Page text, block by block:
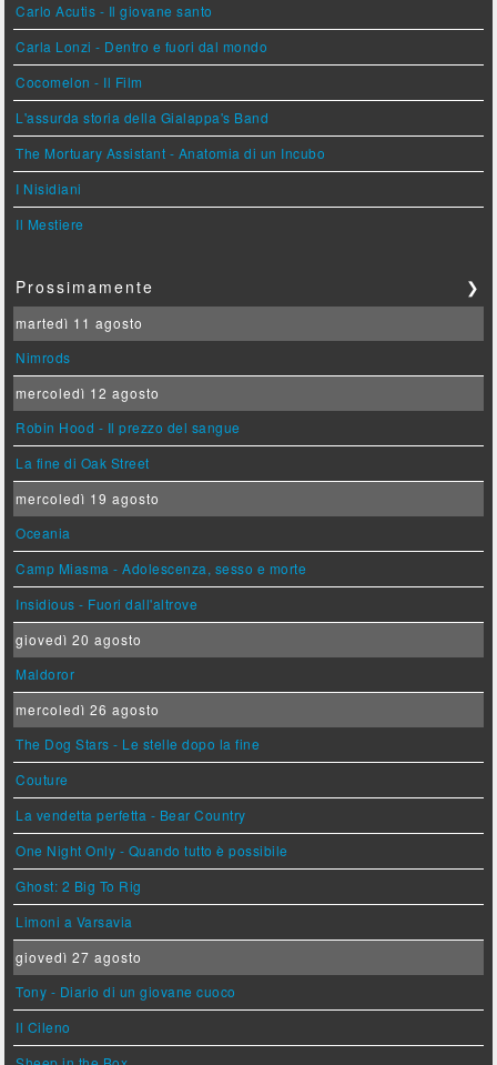
Carlo Acutis - Il giovane santo
Carla Lonzi - Dentro e fuori dal mondo
Cocomelon - Il Film
L'assurda storia della Gialappa's Band
The Mortuary Assistant - Anatomia di un Incubo
I Nisidiani
Il Mestiere
Prossimamente ❯
martedì 11 agosto
Nimrods
mercoledì 12 agosto
Robin Hood - Il prezzo del sangue
La fine di Oak Street
mercoledì 19 agosto
Oceania
Camp Miasma - Adolescenza, sesso e morte
Insidious - Fuori dall'altrove
giovedì 20 agosto
Maldoror
mercoledì 26 agosto
The Dog Stars - Le stelle dopo la fine
Couture
La vendetta perfetta - Bear Country
One Night Only - Quando tutto è possibile
Ghost: 2 Big To Rig
Limoni a Varsavia
giovedì 27 agosto
Tony - Diario di un giovane cuoco
Il Cileno